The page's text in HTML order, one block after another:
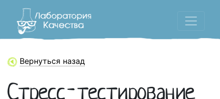
Вернуться назад
Стресс-тестирование